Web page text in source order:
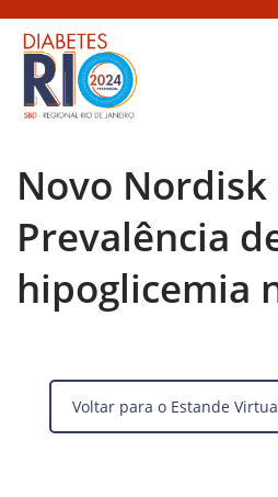
Novo Nordisk
Prevalência
hipoglicemia
Voltar para o Estande